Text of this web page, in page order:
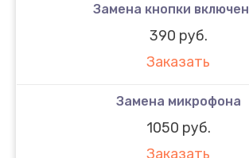
Замена кнопки
390 руб.
Заказать
Замена микрофона
1050 руб.
Заказать